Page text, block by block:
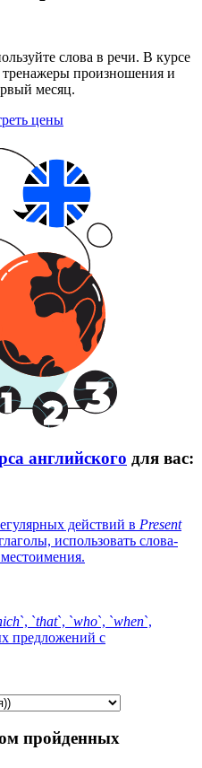
слова в речи. В курсе
произношения и
месяц.
цены
английского для вас:
действий в Present
использовать слова-
`, `that`, `who`, `when`,
предложений с
пройденных